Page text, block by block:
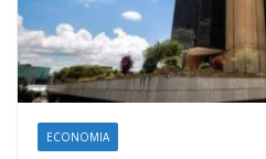
ECONOMIA